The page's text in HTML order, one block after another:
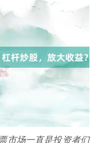
市场一直是投资者们